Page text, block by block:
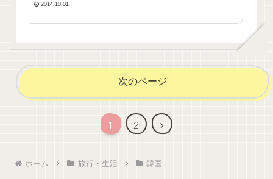
2014.10.01
次のページ
1 2
ホーム 旅行・生活 韓国